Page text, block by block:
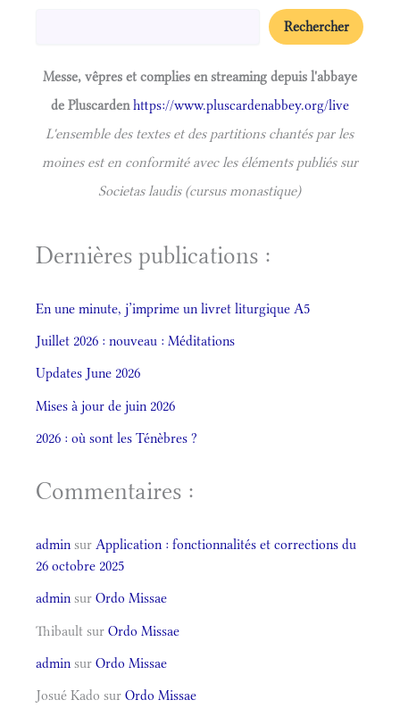
Rechercher
Messe, vêpres et complies en streaming depuis l'abbaye
de Pluscardenhttps://www.pluscardenabbey.org/live
L'ensemble des textes et des partitions chantés par les
moines est en conformité avec les éléments publiés sur
Societas laudis (cursus monastique)
Dernières publications :
En une minute, j’imprime un livret liturgique A5
Juillet 2026 : nouveau : Méditations
Updates June 2026
Mises à jour de juin 2026
2026 : où sont les Ténèbres ?
Commentaires :
admin sur Application : fonctionnalités et corrections du
26 octobre 2025
admin sur Ordo Missae
Thibault sur Ordo Missae
admin sur Ordo Missae
Josué Kado sur Ordo Missae